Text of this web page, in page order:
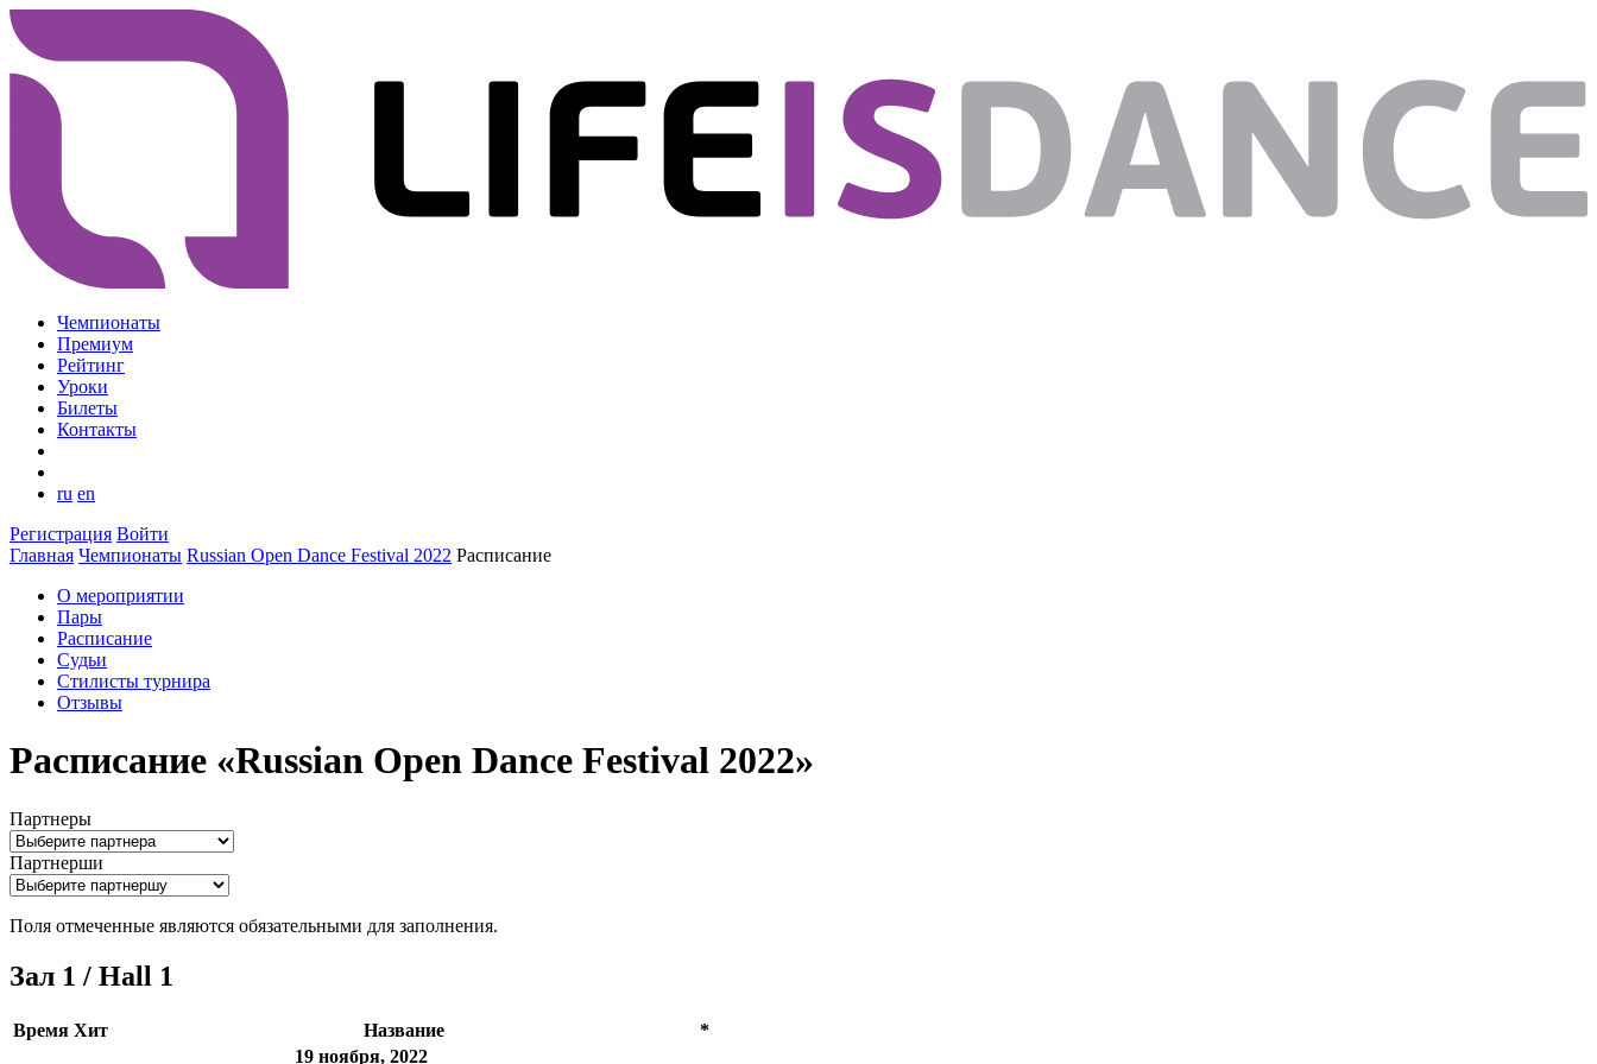
Чемпионаты
Премиум
Рейтинг
Уроки
Билеты
Контакты
ru en
Регистрация Войти
Главная Чемпионаты Russian Open Dance Festival 2022 Расписание
О мероприятии
Пары
Расписание
Судьи
Стилисты турнира
Отзывы
Расписание «Russian Open Dance Festival 2022»
Партнеры
Партнерши
Поля отмеченные являются обязательными для заполнения.
Зал 1 / Hall 1
Время Хит Название
*
19 ноября, 2022